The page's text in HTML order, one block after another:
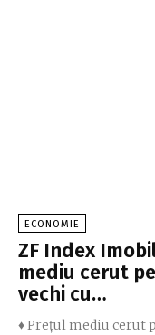
ECONOMIE
ZF Index
mediu cerut
vechi cu…
♦ Preţul mediu cerut